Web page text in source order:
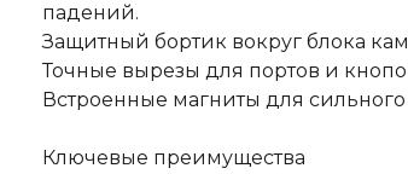
падений.
Защитный бортик вокруг блока
Точные вырезы для портов и
Встроенные магниты для
Ключевые преимущества